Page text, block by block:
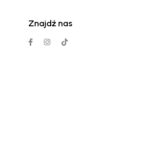
Znajdź nas